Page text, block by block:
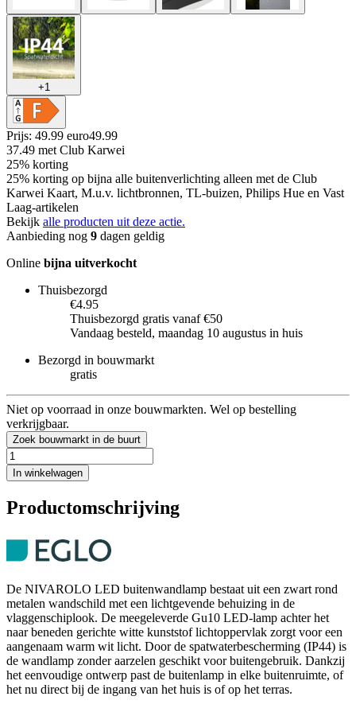
+1
Prijs: 49.99 euro49.99
37.49 met Club Karwei
25% korting
25% korting op bijna alle buitenverlichting alleen met de Club
Karwei Kaart, M.u.v. lichtbronnen, TL-buizen, Philips Hue en Vast
Laag-artikelen
Bekijk alle producten uit deze actie.
Aanbieding nog 9 dagen geldig
Online bijna uitverkocht
Thuisbezorgd
€4.95
Thuisbezorgd gratis vanaf €50
Vandaag besteld, maandag 10 augustus in huis
Bezorgd in bouwmarkt
gratis
Niet op voorraad in onze bouwmarkten. Wel op bestelling
verkrijgbaar.
Zoek bouwmarkt in de buurt
In winkelwagen
Productomschrijving
De NIVAROLO LED buitenwandlamp bestaat uit een zwart rond
metalen wandschild met een lichtgevende behuizing in de
vlaggenschiplook. De meegeleverde Gu10 LED-lamp achter het
naar beneden gerichte witte kunststof lichtoppervlak zorgt voor een
aangenaam warm wit licht. Door de spatwaterbescherming (IP44) is
de wandlamp zonder aarzelen geschikt voor buitengebruik. Dankzij
het eenvoudige ontwerp past de buitenlamp in elke buitenruimte, of
het nu direct bij de ingang van het huis is of op het terras.